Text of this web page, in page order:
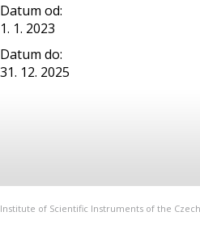
Datum od:
1. 1. 2023
Datum do:
31. 12. 2025
Institute of Scientific Instruments of the